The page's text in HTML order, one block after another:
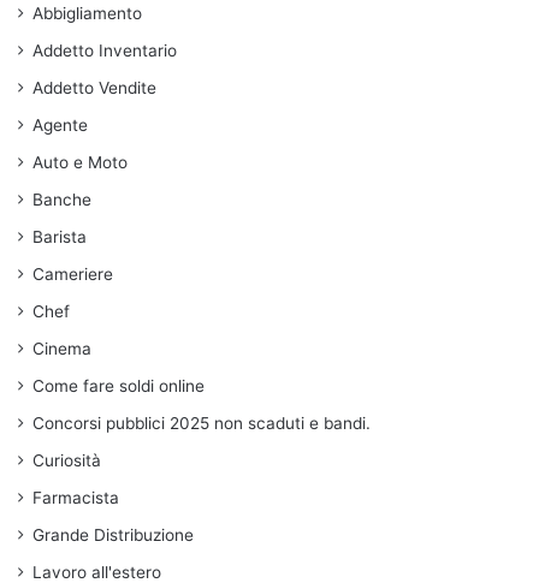
Abbigliamento
Addetto Inventario
Addetto Vendite
Agente
Auto e Moto
Banche
Barista
Cameriere
Chef
Cinema
Come fare soldi online
Concorsi pubblici 2025 non scaduti e bandi.
Curiosità
Farmacista
Grande Distribuzione
Lavoro all'estero